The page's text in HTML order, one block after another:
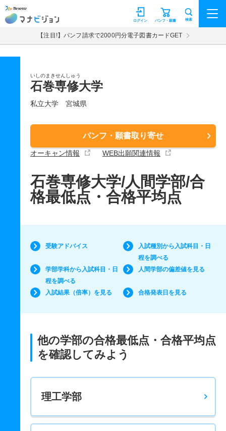
マナビジョン パンフ・願書
ログイン 検索
【注目!】パンフ請求で2000円分電子図書カードGET
いしのまきせんしゅう
石巻専修大学
私立大学 宮城県
パンフ・願書取り寄せ
オーキャン情報 WEB出願関連情報
石巻専修大学/人間学部/合
格最低点・合格平均点
受験アドバイス
入試種別から入試科目・日
程を調べる
学部学科から入試科目・日
程を調べる
人間学部の偏差値を見る
入試結果（倍率）を見る 合格発表日を見る
他の学部の合格最低点・合格平均点
を確認してみよう
理工学部